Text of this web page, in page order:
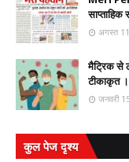
अगस्त
मैट्रिक से
टीकाकृत ।
जनवरी
कुल पेज दृश्य